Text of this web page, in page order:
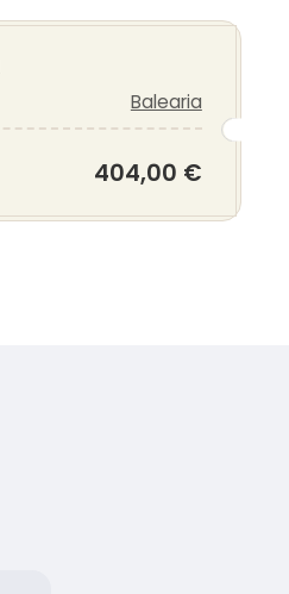
Balearia
404,00 €